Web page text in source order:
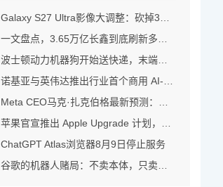
Galaxy S27 Ultra影像大调整：砍掉3倍长焦，却用新技术给相机瘦身
一文盘点，3.65万亿长鑫到底刷新多少纪录
波士顿动力机器狗开始送快递，末端配送之战打响
诺基亚与英伟达推出行业首个商用 AI-RAN 平台，可提升现有频谱效率
Meta CEO马克·扎克伯格最新预测：五年内数十亿人将拥有专属智能体！
苹果官宣推出 Apple Upgrade 计划，低门槛租赁全家桶！
ChatGPT Atlas浏览器8月9日停止服务
谷歌的机器人赌局：不卖本体，只卖大脑